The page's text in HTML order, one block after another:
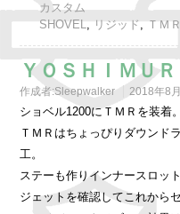
カスタム
SHOVEL, リジッド, ＴＭＲ
ＹＯＳＨＩＭＵ
作成者:Sleepwalker 2018年8
ショベル1200にＴＭＲを装着。
ＴＭＲはちょっぴりダウンド
工。
ステーも作りインナースロッ
ジェットを確認してこれから